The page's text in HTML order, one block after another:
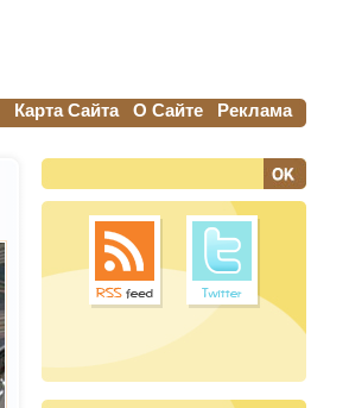
Карта Сайта О Сайте Реклама